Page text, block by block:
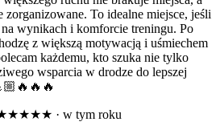
zorganizowane. To idealne miejsce, jeśli
wynikach i komforcie treningu. Po
z większą motywacją i uśmiechem
każdemu, kto szuka nie tylko
wsparcia w drodze do lepszej
· w tym roku